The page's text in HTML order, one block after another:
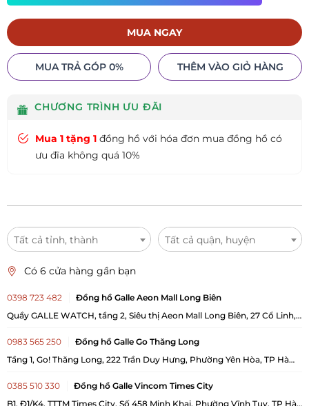
MUA NGAY
MUA TRẢ GÓP 0% THÊM VÀO GIỎ HÀNG
CHƯƠNG TRÌNH ƯU ĐÃI
Mua 1 tặng 1 đồng hồ với hóa đơn mua đồng hồ có
ưu đĩa không quá 10%
Tất cả tỉnh, thành Tất cả quận, huyện
Có 6 cửa hàng gần bạn
0398 723 482
Đồng hồ Galle Aeon Mall Long Biên
Quầy GALLE WATCH, tầng 2, Siêu thị Aeon Mall Long Biên, 27 Cổ Linh,
0983 565 250
Đồng hồ Galle Go Thăng Long
Tầng 1, Go! Thăng Long, 222 Trần Duy Hưng, Phường Yên Hòa, TP Hà
0385 510 330
Đồng hồ Galle Vincom Times City
B1, Đ1/K4, TTTM Times City, Số 458 Minh Khai, Phường Vĩnh Tuy, TP Hà